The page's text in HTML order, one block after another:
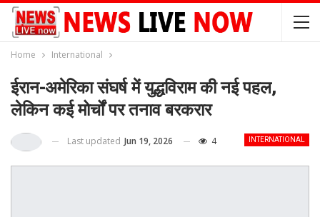
Home International
ईरान-अमेरिका संघर्ष में युद्धविराम की नई पहल,
लेकिन कई मोर्चों पर तनाव बरकरार
INTERNATIONAL
Last updated Jun 19, 2026 4